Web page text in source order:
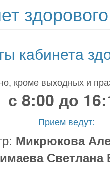
кабинета
кроме выходных и
с 8:00 до
Прием ведут:
Микрюкова